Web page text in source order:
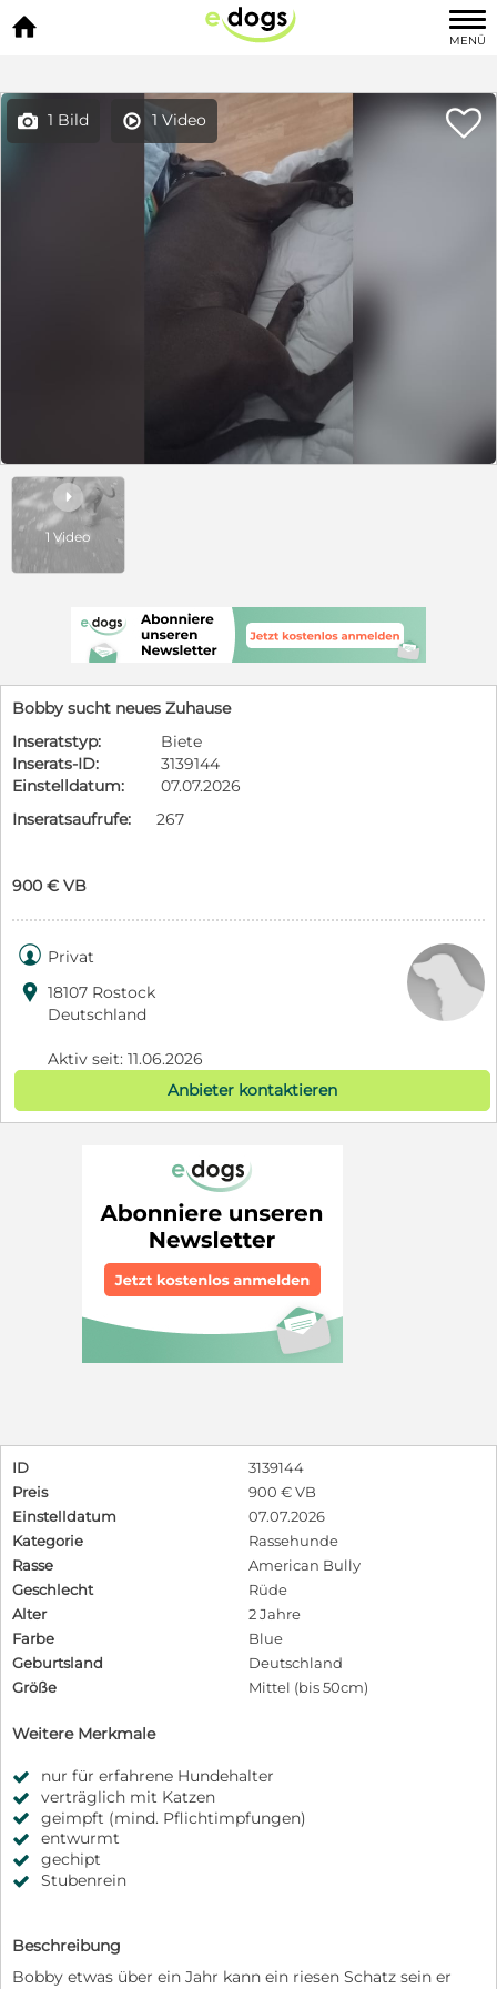

MENÜ
 1 Bild  1 Video 

1 Video
Bobby sucht neues Zuhause
Inseratstyp:
Biete
Inserats-ID:
3139144
Einstelldatum:
07.07.2026
Inseratsaufrufe:
267
900 € VB
 Privat
 18107 Rostock
Deutschland
Aktiv seit: 11.06.2026
Anbieter kontaktieren
ID
3139144
Preis
900 € VB
Einstelldatum
07.07.2026
Kategorie
Rassehunde
Rasse
American Bully
Geschlecht
Rüde
Alter
2 Jahre
Farbe
Blue
Geburtsland
Deutschland
Größe
Mittel (bis 50cm)
Weitere Merkmale
nur für erfahrene Hundehalter
verträglich mit Katzen
geimpft (mind. Pflichtimpfungen)
entwurmt
gechipt
Stubenrein
Beschreibung
Bobby etwas über ein Jahr kann ein riesen Schatz sein er